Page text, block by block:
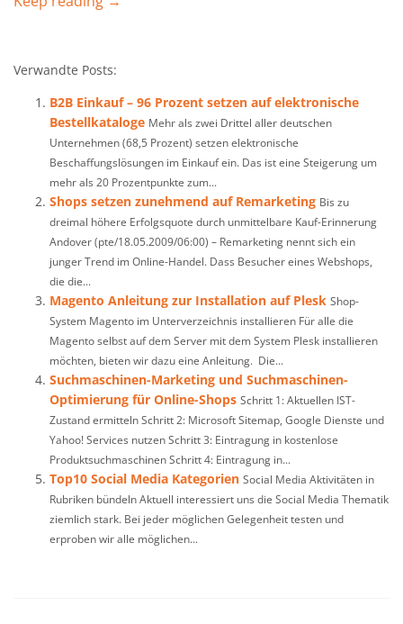
Verwandte Posts:
B2B Einkauf – 96 Prozent setzen auf elektronische
Bestellkataloge Mehr als zwei Drittel aller deutschen
Unternehmen (68,5 Prozent) setzen elektronische
Beschaffungslösungen im Einkauf ein. Das ist eine Steigerung um
mehr als 20 Prozentpunkte zum...
Shops setzen zunehmend auf Remarketing Bis zu
dreimal höhere Erfolgsquote durch unmittelbare Kauf-Erinnerung
Andover (pte/18.05.2009/06:00) – Remarketing nennt sich ein
junger Trend im Online-Handel. Dass Besucher eines Webshops,
die die...
Magento Anleitung zur Installation auf Plesk Shop-
System Magento im Unterverzeichnis installieren Für alle die
Magento selbst auf dem Server mit dem System Plesk installieren
möchten, bieten wir dazu eine Anleitung. Die...
Suchmaschinen-Marketing und Suchmaschinen-
Optimierung für Online-Shops Schritt 1: Aktuellen IST-
Zustand ermitteln Schritt 2: Microsoft Sitemap, Google Dienste und
Yahoo! Services nutzen Schritt 3: Eintragung in kostenlose
Produktsuchmaschinen Schritt 4: Eintragung in...
Top10 Social Media Kategorien Social Media Aktivitäten in
Rubriken bündeln Aktuell interessiert uns die Social Media Thematik
ziemlich stark. Bei jeder möglichen Gelegenheit testen und
erproben wir alle möglichen...